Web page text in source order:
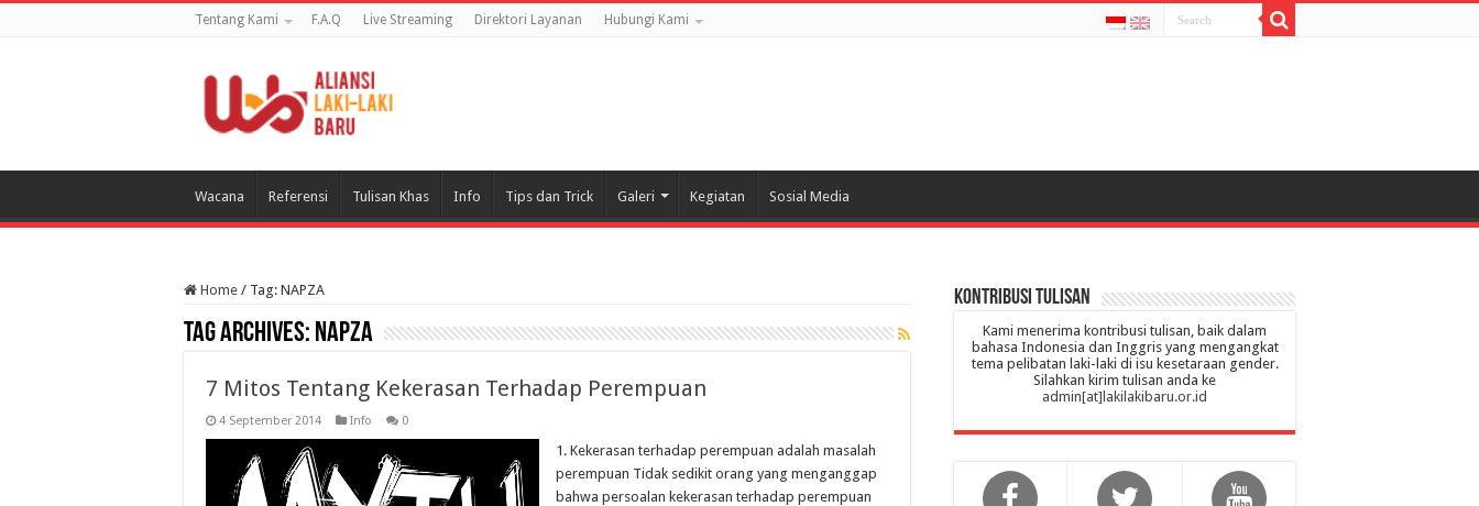
Tentang Kami F.A.Q Live Streaming Direktori Layanan Hubungi Kami
Wacana Referensi Tulisan Khas Info Tips dan Trick Galeri Kegiatan Sosial Media
Home / Tag: NAPZA
Tag Archives: NAPZA
7 Mitos Tentang Kekerasan Terhadap Perempuan
4 September 2014 Info 0
1. Kekerasan terhadap perempuan adalah masalah
perempuan Tidak sedikit orang yang menganggap
bahwa persoalan kekerasan terhadap perempuan
Kontribusi Tulisan
Kami menerima kontribusi tulisan, baik dalam
bahasa Indonesia dan Inggris yang mengangkat
tema pelibatan laki-laki di isu kesetaraan gender.
Silahkan kirim tulisan anda ke
admin[at]lakilakibaru.or.id